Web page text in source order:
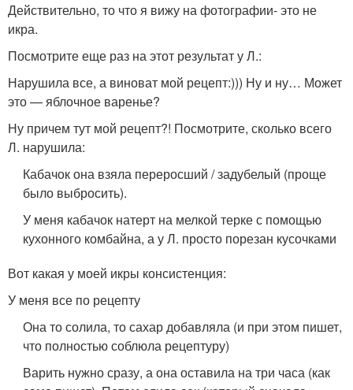
Действительно, то что я вижу на фотографии- это не
икра.
Посмотрите еще раз на этот результат у Л.:
Нарушила все, а виноват мой рецепт:))) Ну и ну… Может
это — яблочное варенье?
Ну причем тут мой рецепт?! Посмотрите, сколько всего
Л. нарушила:
Кабачок она взяла переросший / задубелый (проще
было выбросить).
У меня кабачок натерт на мелкой терке с помощью
кухонного комбайна, а у Л. просто порезан кусочками
Вот какая у моей икры консистенция:
У меня все по рецепту
Она то солила, то сахар добавляла (и при этом пишет,
что полностью соблюла рецептуру)
Варить нужно сразу, а она оставила на три часа (как